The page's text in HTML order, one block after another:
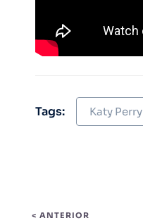
Tags: Katy Perry
< ANTERIOR